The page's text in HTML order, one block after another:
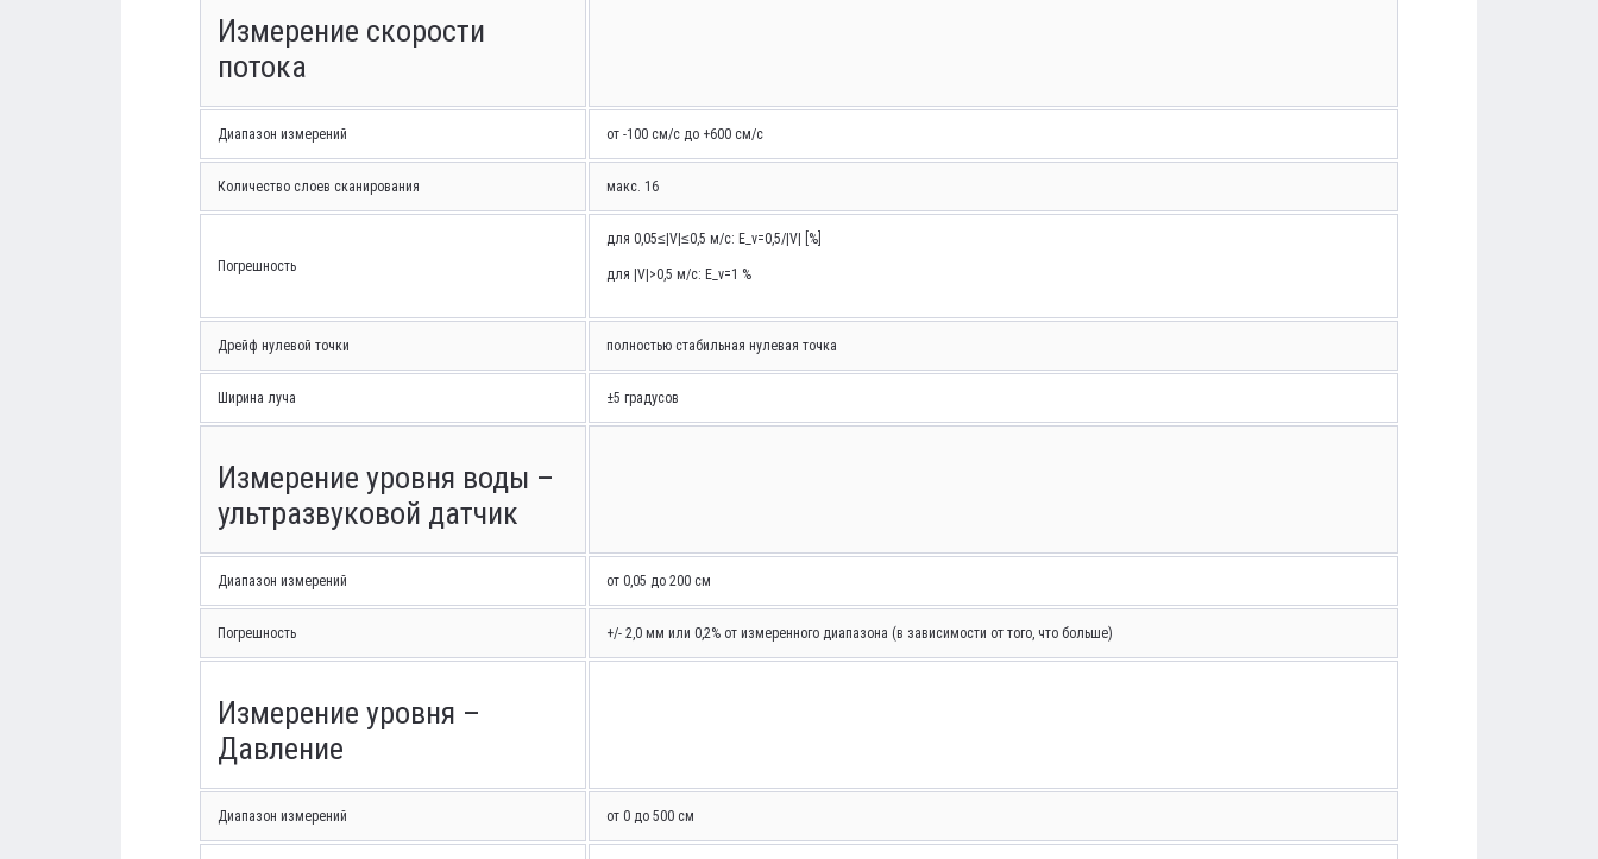
Измерение скорости
потока
Диапазон измерений от -100 см/с до +600 см/с
Количество слоев сканирования макс. 16
Погрешность
для 0,05≤|V|≤0,5 м/с: E_v=0,5/|V| [%]
для |V|>0,5 м/с: E_v=1 %
Дрейф нулевой точки полностью стабильная нулевая точка
Ширина луча ±5 градусов
Измерение уровня воды –
ультразвуковой датчик
Диапазон измерений от 0,05 до 200 см
Погрешность +/- 2,0 мм или 0,2% от измеренного диапазона (в зависимости от того, что больше)
Измерение уровня –
Давление
Диапазон измерений от 0 до 500 см